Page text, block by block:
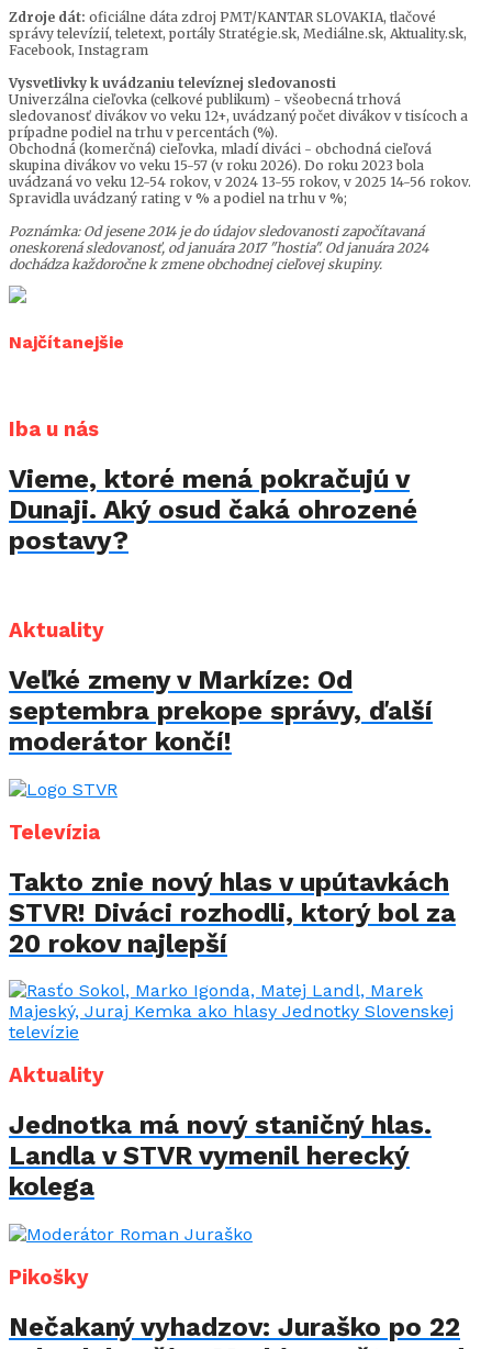
Zdroje dát: oficiálne dáta zdroj PMT/KANTAR SLOVAKIA, tlačové
správy televízií, teletext, portály Stratégie.sk, Mediálne.sk, Aktuality.sk,
Facebook, Instagram
Vysvetlivky k uvádzaniu televíznej sledovanosti
Univerzálna cieľovka (celkové publikum) - všeobecná trhová
sledovanosť divákov vo veku 12+, uvádzaný počet divákov v tisícoch a
prípadne podiel na trhu v percentách (%).
Obchodná (komerčná) cieľovka, mladí diváci - obchodná cieľová
skupina divákov vo veku 15-57 (v roku 2026). Do roku 2023 bola
uvádzaná vo veku 12-54 rokov, v 2024 13-55 rokov, v 2025 14-56 rokov.
Spravidla uvádzaný rating v % a podiel na trhu v %;
Poznámka: Od jesene 2014 je do údajov sledovanosti započítavaná
oneskorená sledovanosť, od januára 2017 "hostia". Od januára 2024
dochádza každoročne k zmene obchodnej cieľovej skupiny.
Najčítanejšie
Iba u nás
Vieme, ktoré mená pokračujú v
Dunaji. Aký osud čaká ohrozené
postavy?
Aktuality
Veľké zmeny v Markíze: Od
septembra prekope správy, ďalší
moderátor končí!
Televízia
Takto znie nový hlas v upútavkách
STVR! Diváci rozhodli, ktorý bol za
20 rokov najlepší
Aktuality
Jednotka má nový staničný hlas.
Landla v STVR vymenil herecký
kolega
Pikošky
Nečakaný vyhadzov: Juraško po 22